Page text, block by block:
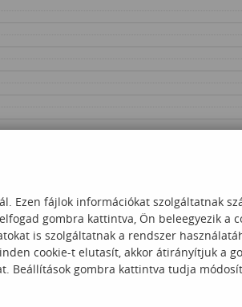
Ezen fájlok információkat szolgáltatnak
gombra kattintva, Ön beleegyezik a
is szolgáltatnak a rendszer
cookie-t elutasít, akkor átirányítjuk a
Beállítások gombra kattintva tudja